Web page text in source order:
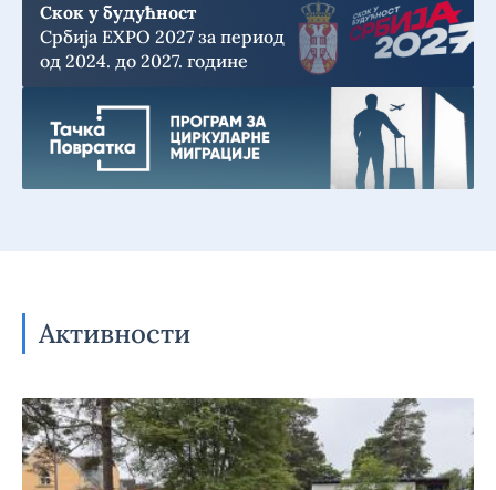
Скок у будућност
Србија EXPO 2027 за период
од 2024. до 2027. године
Активности